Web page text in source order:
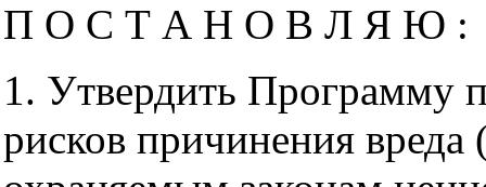
П О С Т А Н О В Л Я Ю :
1. Утвердить Программу
рисков причинения вреда